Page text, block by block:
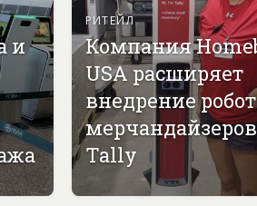
и
РИТЕЙЛ
Компания
USA расширяет
внедрение
мерчандайзеров
Tally